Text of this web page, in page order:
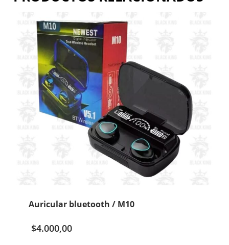
Auricular bluetooth / M10
$4.000,00